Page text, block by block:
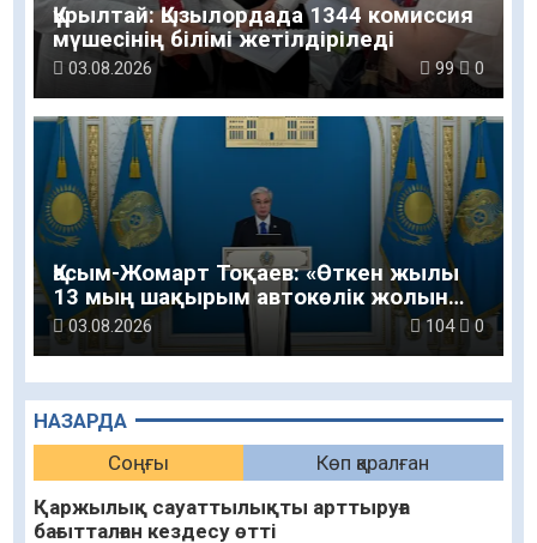
НАЗАРДА
Соңғы
Көп қаралған
Қаржылық сауаттылықты арттыруға
бағытталған кездесу өтті
Құрылтай: Қызылордада 1344 комиссия
мүшесінің білімі жетілдіріледі
03.08.2026 99 0
Қасым-Жомарт Тоқаев: «Өткен жылы
13 мың шақырым автокөлік жолын
салу және жөндеу жұмысы
03.08.2026 104 0